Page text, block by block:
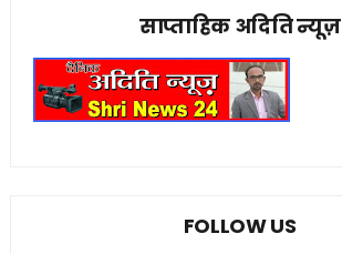
साप्ताहिक अदिति न्यूज़
FOLLOW US